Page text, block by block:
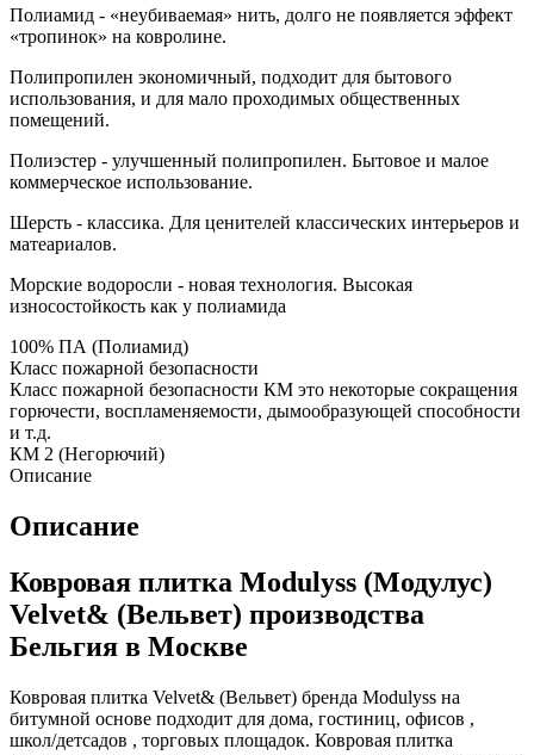
Полиамид - «неубиваемая» нить, долго не появляется эффект
«тропинок» на ковролине.
Полипропилен экономичный, подходит для бытового
использования, и для мало проходимых общественных
помещений.
Полиэстер - улучшенный полипропилен. Бытовое и малое
коммерческое использование.
Шерсть - классика. Для ценителей классических интерьеров и
матеариалов.
Морские водоросли - новая технология. Высокая
износостойкость как у полиамида
100% ПА (Полиамид)
Класс пожарной безопасности
Класс пожарной безопасности КМ это некоторые сокращения
горючести, воспламеняемости, дымообразующей способности
и т.д.
КМ 2 (Негорючий)
Описание
Описание
Ковровая плитка Modulyss (Модулус)
Velvet& (Вельвет) производства
Бельгия в Москве
Ковровая плитка Velvet& (Вельвет) бренда Modulyss на
битумной основе подходит для дома, гостиниц, офисов ,
школ/детсадов , торговых площадок. Ковровая плитка